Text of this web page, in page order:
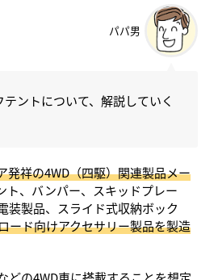
パパ男
テントについて、解説していく
発祥の4WD（四駆）関連製品メー
ト、バンパー、スキッドプレー
装製品、スライド式収納ボック
ード向けアクセサリー製品を製造